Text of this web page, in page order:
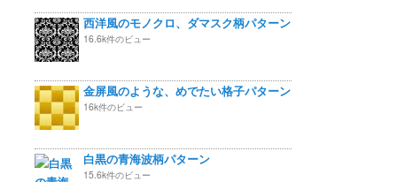
西洋風のモノクロ、ダマスク柄パターン
16.6k件のビュー
金屏風のような、めでたい格子パターン
16k件のビュー
白黒の青海波柄パターン
15.6k件のビュー